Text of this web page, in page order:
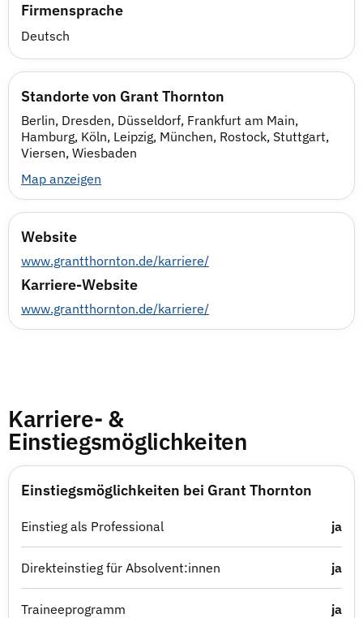
Firmensprache
Deutsch
Standorte von Grant Thornton
Berlin, Dresden, Düsseldorf, Frankfurt am Main,
Hamburg, Köln, Leipzig, München, Rostock, Stuttgart,
Viersen, Wiesbaden
Map anzeigen
Website
www.grantthornton.de/karriere/
Karriere-Website
www.grantthornton.de/karriere/
Karriere- &
Einstiegsmöglichkeiten
Einstiegsmöglichkeiten bei Grant Thornton
Einstieg als Professional ja
Direkteinstieg für Absolvent:innen ja
Traineeprogramm ja